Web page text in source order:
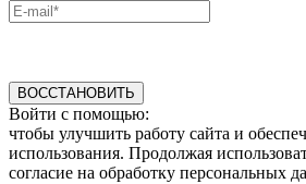
ВОССТАНОВИТЬ
Войти с помощью:
чтобы улучшить работу сайта и
использования. Продолжая
согласие на обработку персональных